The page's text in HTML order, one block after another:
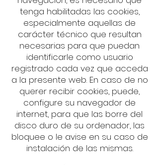
tenga habilitadas las cookies,
especialmente aquellas de
carácter técnico que resultan
necesarias para que puedan
identificarle como usuario
registrado cada vez que acceda
a la presente web. En caso de no
querer recibir cookies, puede,
configure su navegador de
internet, para que las borre del
disco duro de su ordenador, las
bloquee o le avise en su caso de
instalación de las mismas.